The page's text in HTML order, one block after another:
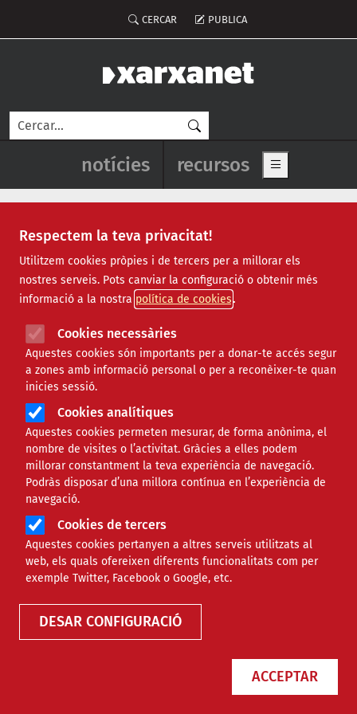
Respectem la teva privacitat!
Utilitzem cookies pròpies i de tercers per a millorar els
nostres serveis. Pots canviar la configuració o obtenir més
informació a la nostra política de cookies
Cookies necessàries
Aquestes cookies són importants per a donar-te accés segur
a zones amb informació personal o per a reconèixer-te quan
inicies sessió.
Cookies analítiques
Aquestes cookies permeten mesurar, de forma anònima, el
nombre de visites o l’activitat. Gràcies a elles podem
millorar constantment la teva experiència de navegació.
Podràs disposar d’una millora contínua en l’experiència de
navegació.
Cookies de tercers
Aquestes cookies pertanyen a altres serveis utilitzats al
web, els quals ofereixen diferents funcionalitats com per
exemple Twitter, Facebook o Google, etc.
DESAR CONFIGURACIÓ
ACCEPTAR
Menú del compte d'usuari
CERCAR PUBLICA
Cerca
Navegació principal de
notícies recursos Show main
Notícies
Totes | Ambiental | Comunitari | Cultural | Social
|
Internacional | Projectes | Jurídic | Tecnològic
Formació
Àmbit de la notícia
SOCIAL
Les bicicletes donen noves
oportunitats
Comparteix
F
a
e
X Compartir en altres xarxes socials
19/08/2021
Entitat redactora
Suport Tercer Sector
Autor/a
Sandra Pulido